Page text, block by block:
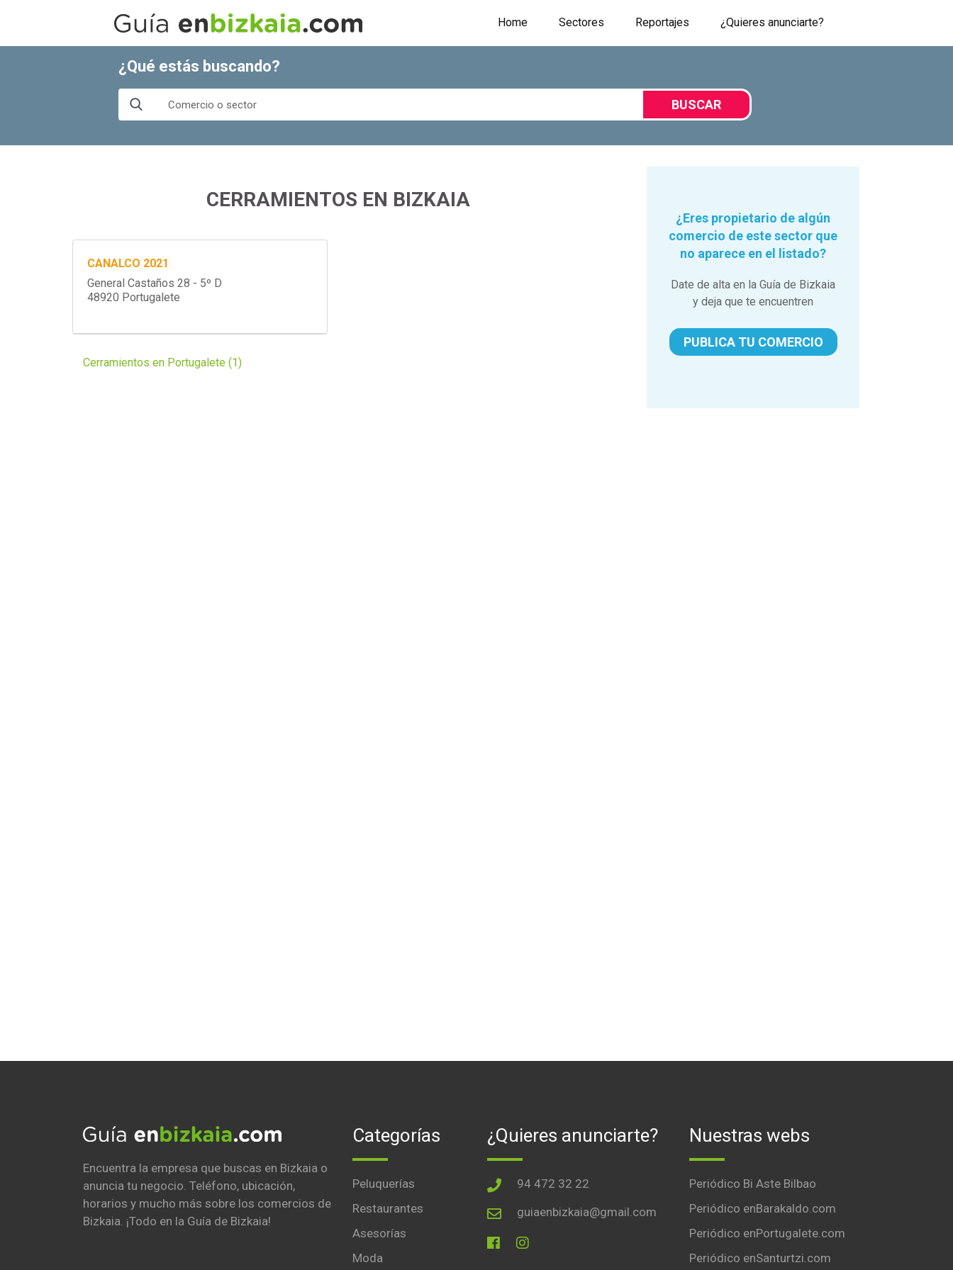
Home Sectores Reportajes ¿Quieres anunciarte?
¿Qué estás buscando?
BUSCAR
CERRAMIENTOS EN BIZKAIA
CANALCO 2021
General Castaños 28 - 5º D
48920 Portugalete
Cerramientos en Portugalete (1)
¿Eres propietario de algún
comercio de este sector que
no aparece en el listado?
Date de alta en la Guía de Bizkaia
y deja que te encuentren
PUBLICA TU COMERCIO
Encuentra la empresa que buscas en Bizkaia o
anuncia tu negocio. Teléfono, ubicación,
horarios y mucho más sobre los comercios de
Bizkaia. ¡Todo en la Guía de Bizkaia!
Categorías
Peluquerías
Restaurantes
Asesorías
Moda
¿Quieres anunciarte?
94 472 32 22
guiaenbizkaia@gmail.com
Nuestras webs
Periódico Bi Aste Bilbao
Periódico enBarakaldo.com
Periódico enPortugalete.com
Periódico enSanturtzi.com